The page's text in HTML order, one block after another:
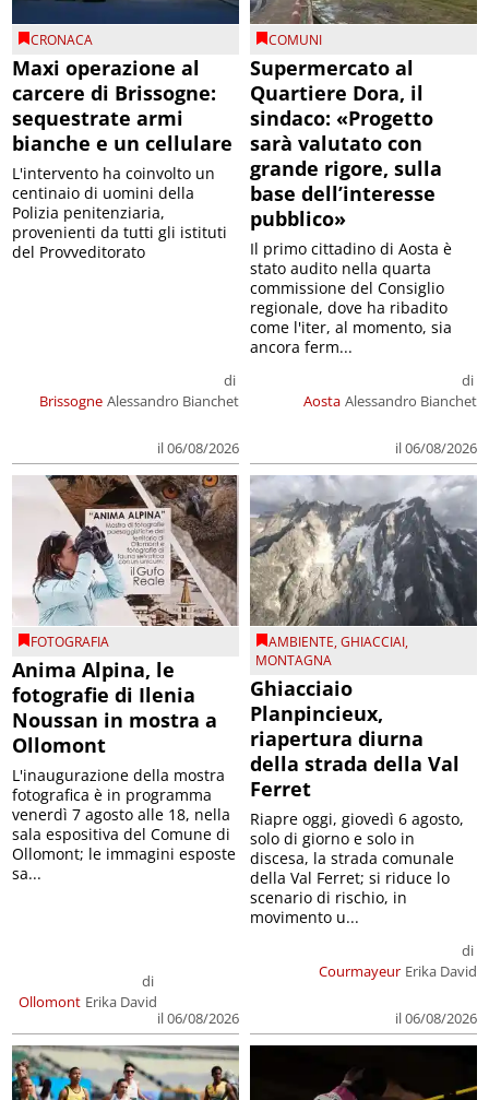
CRONACA
Maxi operazione al
carcere di Brissogne:
sequestrate armi
bianche e un cellulare
Brissogne
di
Alessandro Bianchet
il 06/08/2026
L'intervento ha coinvolto un
centinaio di uomini della
Polizia penitenziaria,
provenienti da tutti gli istituti
del Provveditorato
COMUNI
Supermercato al
Quartiere Dora, il
sindaco: «Progetto
sarà valutato con
grande rigore, sulla
base dell’interesse
pubblico»
Aosta
di
Alessandro Bianchet
il 06/08/2026
Il primo cittadino di Aosta è
stato audito nella quarta
commissione del Consiglio
regionale, dove ha ribadito
come l'iter, al momento, sia
ancora ferm...
FOTOGRAFIA
Anima Alpina, le
fotografie di Ilenia
Noussan in mostra a
Ollomont
Ollomont
di
Erika David
il 06/08/2026
L'inaugurazione della mostra
fotografica è in programma
venerdì 7 agosto alle 18, nella
sala espositiva del Comune di
Ollomont; le immagini esposte
sa...
AMBIENTE,GHIACCIAI,
MONTAGNA
Ghiacciaio
Planpincieux,
riapertura diurna
della strada della Val
Ferret
Courmayeur
di
Erika David
il 06/08/2026
Riapre oggi, giovedì 6 agosto,
solo di giorno e solo in
discesa, la strada comunale
della Val Ferret; si riduce lo
scenario di rischio, in
movimento u...